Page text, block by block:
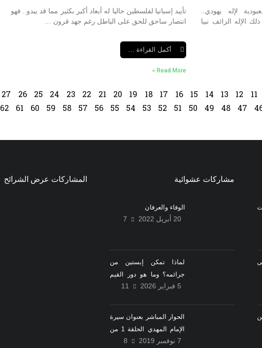
لإله يهودي..
الإله الزائف نبيا
تأييد إسبانيا لفلسطين حاليا له أبعاد أكبر بكثير مما قد يبدو.. فهو
انتصار ساحق للحق على الباطل رغم جهد قرون …
أكمل القراءة …
Read More »
11
12
13
14
15
16
17
18
19
20
21
22
23
24
25
26
27
47
48
49
50
51
52
53
54
55
56
57
58
59
60
61
62
مشاركات عشوائية
الوفاء والعرفان
20 أبريل 2022 7
لماذا تمكن إبستين من
جرائمه؟ وما هو دور القيم
والمعتقدات اليهودية
5 فبراير 2026 11
الحوار المباشر بعنوان سيرة
الإمام المهدي الحلقة 1 من
تاريخ 2019/11/07 الجماعة
7 نوفمبر 2019 8
المشاركات عرض الشرائح